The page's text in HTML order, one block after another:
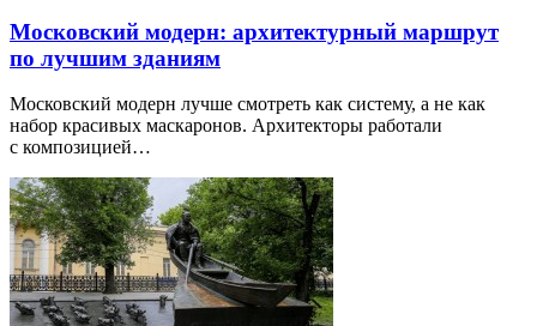
Московский модерн: архитектурный маршрут
по лучшим зданиям
Московский модерн лучше смотреть как систему, а не как
набор красивых маскаронов. Архитекторы работали
с композицией…